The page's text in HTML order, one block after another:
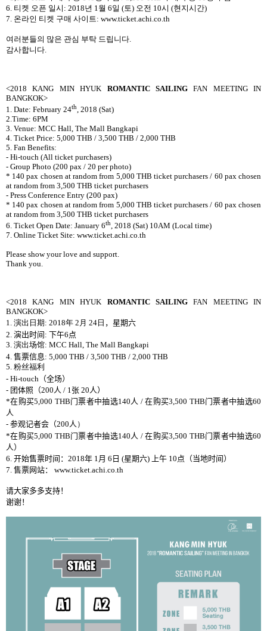
6. 티켓 오픈 일시 : 2018년 1 월 6일 (토) 오전 10시 (현지시간)
7. 온라인 티켓 구매 사이트 : www.ticket.achi.co.th
여러분들의 많은 관심 부탁 드립니다
감사합니다
<2018 KANG MIN HYUK ROMANTIC SAILINGFAN MEETING IN
BANGKOK>
1. Date: February 24th, 2018 (Sat)
2.Time: 6PM
3. Venue: MCC Hall, The Mall Bangkapi
4. Ticket Price: 5,000 THB / 3,500 THB / 2,000 THB
5. Fan Benefits:
- Hi-touch (All ticket purchasers)
- Group Photo (200 pax / 20 per photo)
* 140 pax chosen at random from 5,000 THB ticket purchasers / 60 pax chosen
at random from 3,500 THB ticket purchasers
- Press Conference Entry (200 pax)
* 140 pax chosen at random from 5,000 THB ticket purchasers / 60 pax chosen
at random from 3,500 THB ticket purchasers
6. Ticket Open Date: January 6th, 2018 (Sat) 10AM (Local time)
7. Online Ticket Site: www.ticket.achi.co.th
Please show your love and support.
Thank you.
<2018 KANG MIN HYUK ROMANTIC SAILINGFAN MEETING IN
BANGKOK>
1. 演出日期: 2018年 2 月 24 日 ，星期六
2. 演出时间 : 下午6点
3. 演出场馆: MCC Hall, The Mall Bangkapi
4. 售票信息: 5,000 THB / 3,500 THB / 2,000 THB
5. 粉丝福利
- Hi-touch （全场）
- 团体照 （200人 / 1张 20人）
*在购买5,000 THB门票者中抽选140人/在购买3,500 THB门票者中抽选60
人
- 参观记者会 （200人 ）
*在购买5,000 THB门票者中抽选140人 /在购买3,500 THB门票者中抽选60
人）
6. 开始售票时间 ： 2018年 1月 6 日 (星期六) 上午 10点（当地时间 ）
7. 售票网站： www.ticket.achi.co.th
请大家多多支持！
谢谢！